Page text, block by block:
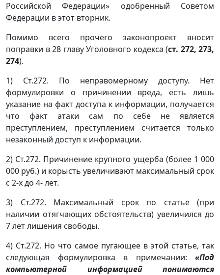
Российской Федерации» одобренный Советом
Федерации в этот вторник.
Помимо всего прочего законопроект вносит
поправки в 28 главу Уголовного кодекса (ст. 272, 273,
274).
1) Ст.272. По неправомерному доступу. Нет
формулировки о причинении вреда, есть лишь
указание на факт доступа к информации, получается
что факт атаки сам по себе не является
преступлением, преступлением считается только
незаконный доступ к информации.
2) Ст.272. Причинение крупного ущерба (более 1 000
000 руб.) и корысть увеличивают максимальный срок
с 2-х до 4- лет.
3) Ст.272. Максимальный срок по статье (при
наличии отягчающих обстоятельств) увеличился до
7 лет лишения свободы.
4) Ст.272. Но что самое пугающее в этой статье, так
следующая формулировка в примечании: «Под
компьютерной информацией понимаются